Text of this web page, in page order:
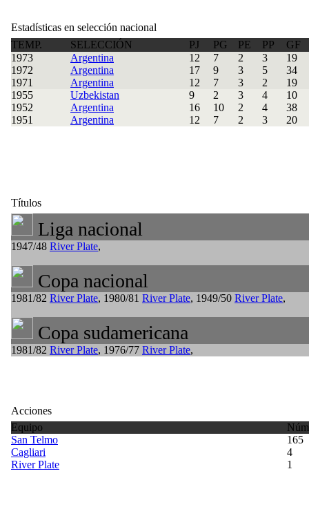
Estadísticas en selección nacional
TEMP.
SELECCIÓN PJ PG PE PP
GF
1973
Argentina 12 7 2 3
19
1972
Argentina 17 9 3 5
34
1971
Argentina 12 7 3 2
19
1955
Uzbekistan 9 2 3 4
10
1952
Argentina 16 10 2 4
38
1951
Argentina 12 7 2 3 20
Títulos
Liga nacional
1947/48 River Plate,
Copa nacional
1981/82 River Plate, 1980/81 River Plate, 1949/50 River Plate,
Copa sudamericana
1981/82 River Plate, 1976/77 River Plate,
Acciones
Equipo
San Telmo
165
Cagliari
4
River Plate
1